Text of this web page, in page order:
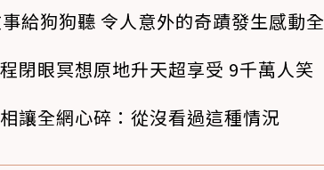
給狗狗聽 令人意外的奇蹟發生感動全
閉眼冥想原地升天超享受 9千萬人笑
讓全網心碎：從沒看過這種情況